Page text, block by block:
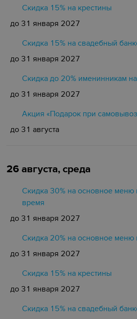
Скидка 15% на крестины
до 31 января 2027
Cкидка 15% на свадебный
до 31 января 2027
Скидка до 20% именинникам
до 31 января 2027
Акция «Подарок при
до 31 августа
26 августа, среда
Скидка 30% на основное меню
время
до 31 января 2027
Скидка 20% на основное меню
до 31 января 2027
Скидка 15% на крестины
до 31 января 2027
Cкидка 15% на свадебный